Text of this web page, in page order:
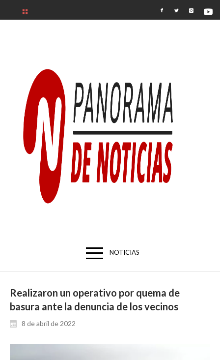
NOTICIAS
Realizaron un operativo por quema de
basura ante la denuncia de los vecinos
8 de abril de 2022